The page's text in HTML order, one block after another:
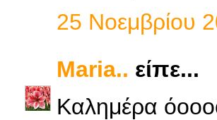
25 Νοεμβρίου
Maria.. είπε...
Καλημέρα